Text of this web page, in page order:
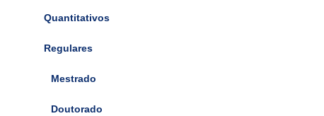
Quantitativos
Regulares
Mestrado
Doutorado